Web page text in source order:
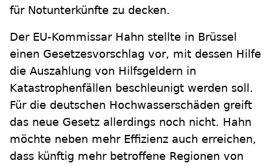
für Notunterkünfte zu decken.
Der EU-Kommissar Hahn stellte in Brüssel
einen Gesetzesvorschlag vor, mit dessen Hilfe
die Auszahlung von Hilfsgeldern in
Katastrophenfällen beschleunigt werden soll.
Für die deutschen Hochwasserschäden greift
das neue Gesetz allerdings noch nicht. Hahn
möchte neben mehr Effizienz auch erreichen,
dass künftig mehr betroffene Regionen von